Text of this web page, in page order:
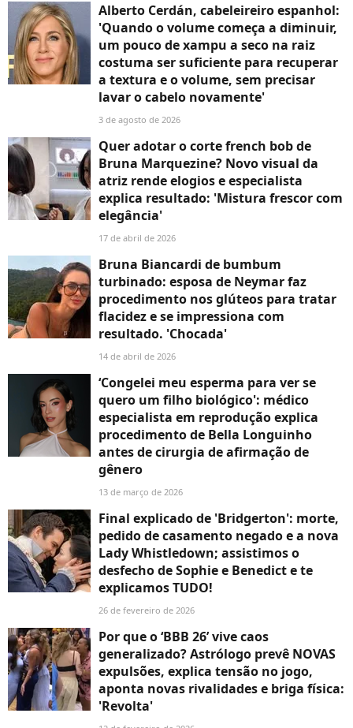
Alberto Cerdán, cabeleireiro espanhol:
'Quando o volume começa a diminuir,
um pouco de xampu a seco na raiz
costuma ser suficiente para recuperar
a textura e o volume, sem precisar
lavar o cabelo novamente'
3 de agosto de 2026
Quer adotar o corte french bob de
Bruna Marquezine? Novo visual da
atriz rende elogios e especialista
explica resultado: 'Mistura frescor com
elegância'
17 de abril de 2026
Bruna Biancardi de bumbum
turbinado: esposa de Neymar faz
procedimento nos glúteos para tratar
flacidez e se impressiona com
resultado. 'Chocada'
14 de abril de 2026
‘Congelei meu esperma para ver se
quero um filho biológico': médico
especialista em reprodução explica
procedimento de Bella Longuinho
antes de cirurgia de afirmação de
gênero
13 de março de 2026
Final explicado de 'Bridgerton': morte,
pedido de casamento negado e a nova
Lady Whistledown; assistimos o
desfecho de Sophie e Benedict e te
explicamos TUDO!
26 de fevereiro de 2026
Por que o ‘BBB 26’ vive caos
generalizado? Astrólogo prevê NOVAS
expulsões, explica tensão no jogo,
aponta novas rivalidades e briga física:
'Revolta'